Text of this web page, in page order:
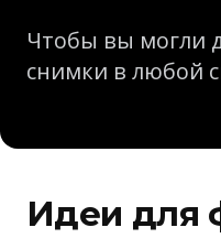
Чтобы вы могли
снимки в любой
Идеи для